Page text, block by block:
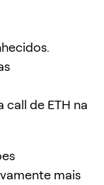
de ETH na
mais